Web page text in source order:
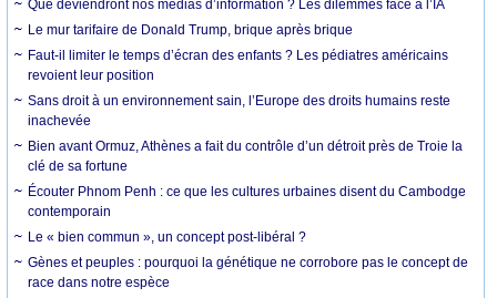
Que deviendront nos médias d’information ? Les dilemmes face à l’IA
Le mur tarifaire de Donald Trump, brique après brique
Faut-il limiter le temps d’écran des enfants ? Les pédiatres américains
revoient leur position
Sans droit à un environnement sain, l’Europe des droits humains reste
inachevée
Bien avant Ormuz, Athènes a fait du contrôle d’un détroit près de Troie la
clé de sa fortune
Écouter Phnom Penh : ce que les cultures urbaines disent du Cambodge
contemporain
Le « bien commun », un concept post-libéral ?
Gènes et peuples : pourquoi la génétique ne corrobore pas le concept de
race dans notre espèce